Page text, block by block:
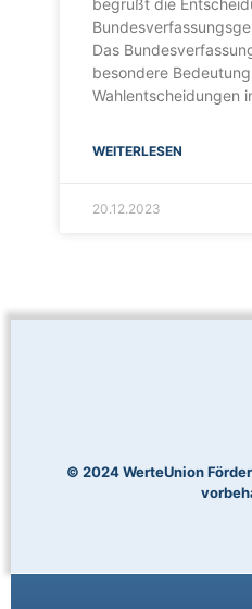
begrüßt die
Das
besondere
Wahlentscheidungen
WEITERLESEN
20.12.2023
© 2024 WerteUnion